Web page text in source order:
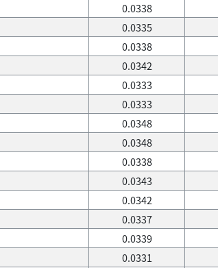
0.0338
0.0335
0.0338
0.0342
0.0333
0.0333
0.0348
0.0348
0.0338
0.0343
0.0342
0.0337
0.0339
0.0331